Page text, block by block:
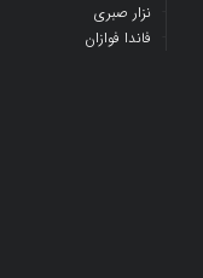
نزار صبری
فاندا فوازان